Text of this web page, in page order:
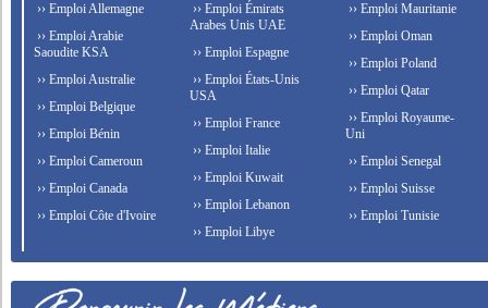
›› Emploi Allemagne
›› Emploi Arabie
Saoudite KSA
›› Emploi Australie
›› Emploi Belgique
›› Emploi Bénin
›› Emploi Cameroun
›› Emploi Canada
›› Emploi Côte d'Ivoire
›› Emploi Émirats
Arabes Unis UAE
›› Emploi Espagne
›› Emploi États-Unis
USA
›› Emploi France
›› Emploi Italie
›› Emploi Kuwait
›› Emploi Lebanon
›› Emploi Libye
›› Emploi Mauritanie
›› Emploi Oman
›› Emploi Poland
›› Emploi Qatar
›› Emploi Royaume-
Uni
›› Emploi Senegal
›› Emploi Suisse
›› Emploi Tunisie